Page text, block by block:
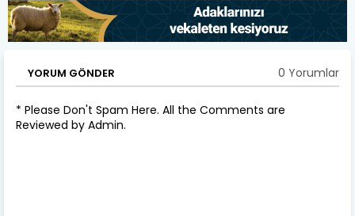
YORUM GÖNDER 0 Yorumlar
* Please Don't Spam Here. All the Comments are
Reviewed by Admin.